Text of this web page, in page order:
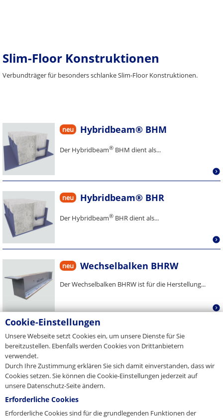
Slim-Floor Konstruktionen
Verbundträger für besonders schlanke Slim-Floor Konstruktionen.
neu Hybridbeam® BHM
Der Hybridbeam® BHM dient als...
neu Hybridbeam® BHR
Der Hybridbeam® BHR dient als...
neu Wechselbalken BHRW
Der Wechselbalken BHRW ist für die Herstellung...
neu Wechselbalken BHRW
Cookie-Einstellungen
Unsere Webseite setzt Cookies ein, um unsere Dienste für Sie
bereitzustellen. Ebenfalls werden Cookies von Drittanbietern
verwendet.
Durch Ihre Zustimmung erklären Sie sich damit einverstanden, dass wir
Cookies setzen. Sie können die Cookie-Einstellungen jederzeit auf
unsere Datenschutz-Seite ändern.
Erforderliche Cookies
Erforderliche Cookies sind für die grundlegenden Funktionen der